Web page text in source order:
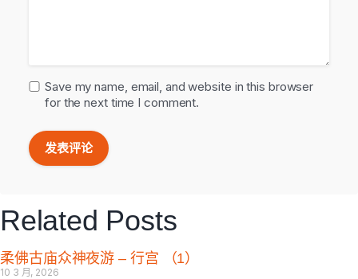
Save my name, email, and website in this browser
for the next time I comment.
Related Posts
柔佛古庙众神夜游 – 行宫 （1）
10 3 月, 2026